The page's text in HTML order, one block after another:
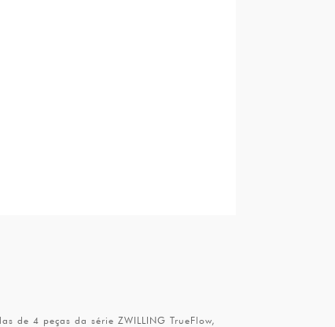
de 4 peças da série ZWILLING TrueFlow,